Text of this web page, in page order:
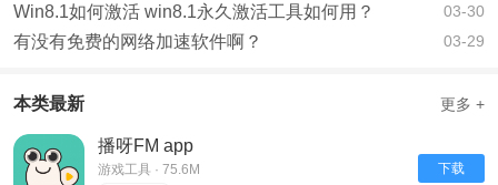
Win8.1如何激活 win8.1永久激活工具如何用？ 03-30
有没有免费的网络加速软件啊？ 03-29
本类最新 更多 +
播呀FM app
游戏工具 · 75.6M
下载